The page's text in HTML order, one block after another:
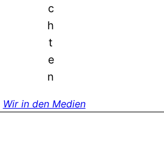
c
h
t
e
n
Wir in den Medien